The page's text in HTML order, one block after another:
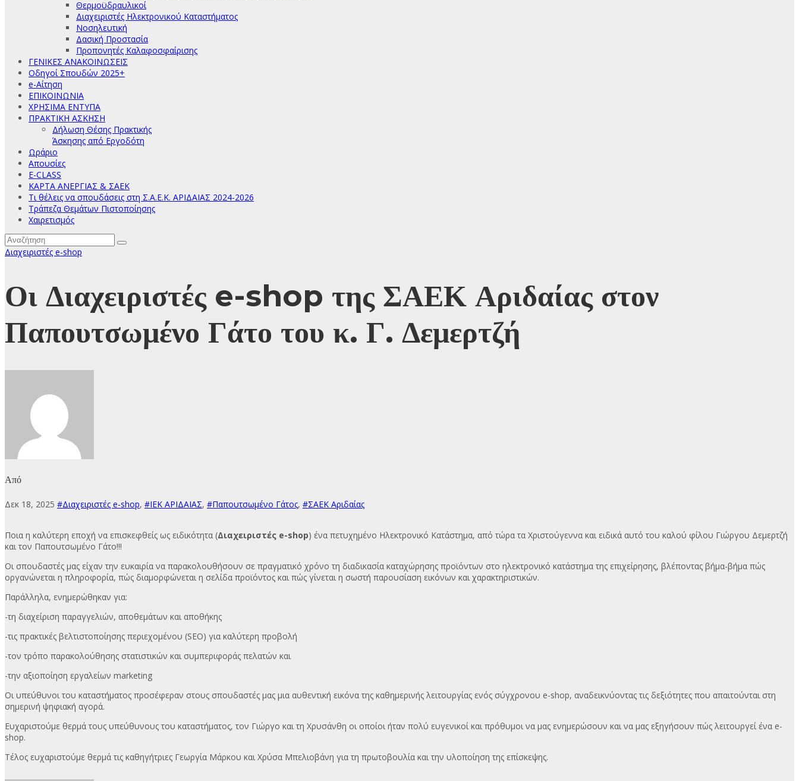
Θερμοϋδραυλικοί
Διαχειριστές Ηλεκτρονικού Καταστήματος
Νοσηλευτική
Δασική Προστασία
Προπονητές Καλαφοσφαίρισης
ΓΕΝΙΚΕΣ ΑΝΑΚΟΙΝΩΣΕΙΣ
Οδηγοί Σπουδών 2025+
e-Αίτηση
ΕΠΙΚΟΙΝΩΝΙΑ
ΧΡΗΣΙΜΑ ΕΝΤΥΠΑ
ΠΡΑΚΤΙΚΗ ΑΣΚΗΣΗ
Δήλωση Θέσης Πρακτικής
Άσκησης από Εργοδότη
Ωράριο
Απουσίες
E-CLASS
ΚΑΡΤΑ ΑΝΕΡΓΙΑΣ & ΣΑΕΚ
Τι θέλεις να σπουδάσεις στη Σ.Α.Ε.Κ. ΑΡΙΔΑΙΑΣ 2024-2026
Τράπεζα Θεμάτων Πιστοποίησης
Χαιρετισμός
Διαχειριστές e-shop
Οι Διαχειριστές e-shop της ΣΑΕΚ Αριδαίας στον
Παπουτσωμένο Γάτο του κ. Γ. Δεμερτζή
Από
Δεκ 18, 2025 #Διαχειριστές e-shop, #ΙΕΚ ΑΡΙΔΑΙΑΣ, #Παπουτσωμένο Γάτος, #ΣΑΕΚ Αριδαίας
Ποια η καλύτερη εποχή να επισκεφθείς ως ειδικότητα (Διαχειριστές e-shop) ένα πετυχημένο Ηλεκτρονικό Κατάστημα, από τώρα τα Χριστούγεννα και ειδικά αυτό του καλού φίλου Γιώργου Δεμερτζή
και τον Παπουτσωμένο Γάτο!!!
Οι σπουδαστές μας είχαν την ευκαιρία να παρακολουθήσουν σε πραγματικό χρόνο τη διαδικασία καταχώρησης προϊόντων στο ηλεκτρονικό κατάστημα της επιχείρησης, βλέποντας βήμα-βήμα πώς
οργανώνεται η πληροφορία, πώς διαμορφώνεται η σελίδα προϊόντος και πώς γίνεται η σωστή παρουσίαση εικόνων και χαρακτηριστικών.
Παράλληλα, ενημερώθηκαν για:
-τη διαχείριση παραγγελιών, αποθεμάτων και αποθήκης
-τις πρακτικές βελτιστοποίησης περιεχομένου (SEO) για καλύτερη προβολή
-τον τρόπο παρακολούθησης στατιστικών και συμπεριφοράς πελατών και
-την αξιοποίηση εργαλείων marketing
Οι υπεύθυνοι του καταστήματος προσέφεραν στους σπουδαστές μας μια αυθεντική εικόνα της καθημερινής λειτουργίας ενός σύγχρονου e-shop, αναδεικνύοντας τις δεξιότητες που απαιτούνται στη
σημερινή ψηφιακή αγορά.
Ευχαριστούμε θερμά τους υπεύθυνους του καταστήματος, τον Γιώργο και τη Χρυσάνθη οι οποίοι ήταν πολύ ευγενικοί και πρόθυμοι να μας ενημερώσουν και να μας εξηγήσουν πώς λειτουργεί ένα e-
shop.
Τέλος ευχαριστούμε θερμά τις καθηγήτριες Γεωργία Μάρκου και Χρύσα Μπελιοβάνη για τη πρωτοβουλία και την υλοποίηση της επίσκεψης.